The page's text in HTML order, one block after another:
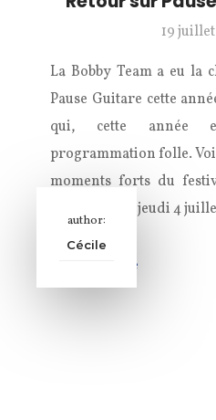
19
La Bobby Team a eu la
Pause Guitare cette
qui, cette année
programmation folle.
moments forts du
commencé le jeudi 4
author:
Cécile